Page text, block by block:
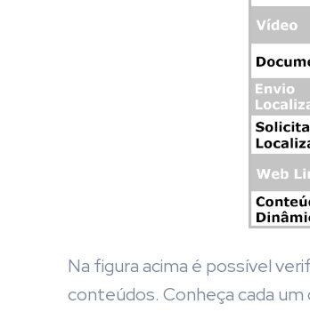
Na figura acima é possível
conteúdos. Conheça cada um